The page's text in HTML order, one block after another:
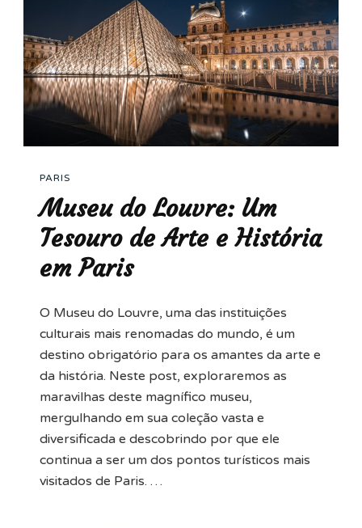
PARIS
Museu do Louvre: Um
Tesouro de Arte e História
em Paris
O Museu do Louvre, uma das instituições
culturais mais renomadas do mundo, é um
destino obrigatório para os amantes da arte e
da história. Neste post, exploraremos as
maravilhas deste magnífico museu,
mergulhando em sua coleção vasta e
diversificada e descobrindo por que ele
continua a ser um dos pontos turísticos mais
visitados de Paris. …